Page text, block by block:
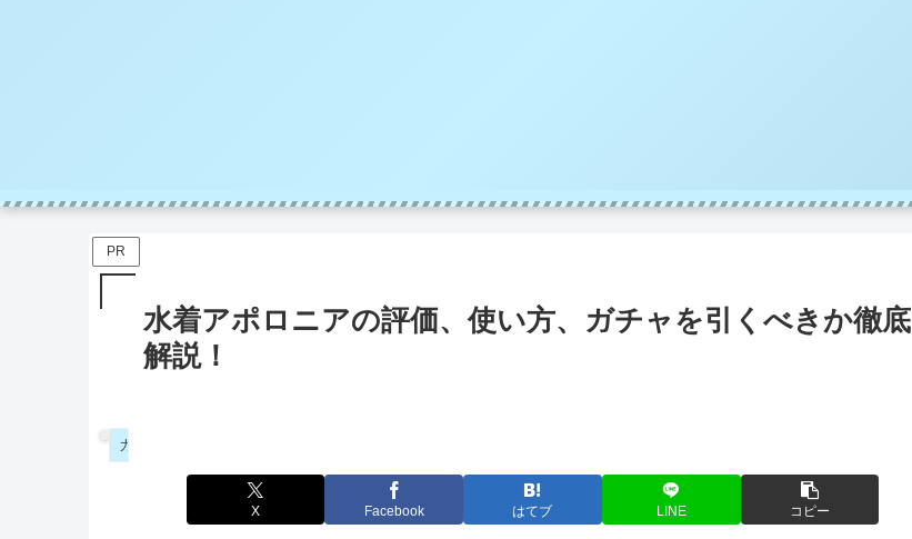
PR
水着アポロニアの評価、使い方、ガチャを引くべきか徹底
解説！
ガチャ
X Facebook はてブ LINE コピー